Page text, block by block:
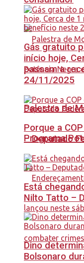
Palestra de
Programa
Gás gratuito
início hoje,
passam a
24/11/2025
Porque a
– Deputado
Está
Nilto Tatto –
Dino
Bolsonaro